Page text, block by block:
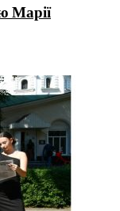
Марії